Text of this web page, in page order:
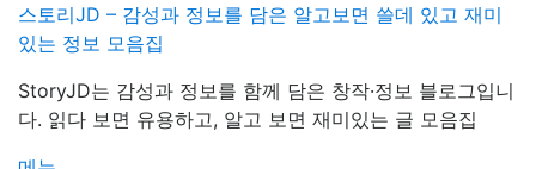
스토리JD – 감성과 정보를 담은 알고보면 쓸데 있고 재미
있는 정보 모음집
StoryJD는 감성과 정보를 함께 담은 창작·정보 블로그입니
다. 읽다 보면 유용하고, 알고 보면 재미있는 글 모음집